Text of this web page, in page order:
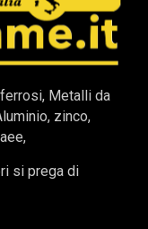
Metalli da
zinco,
si prega di